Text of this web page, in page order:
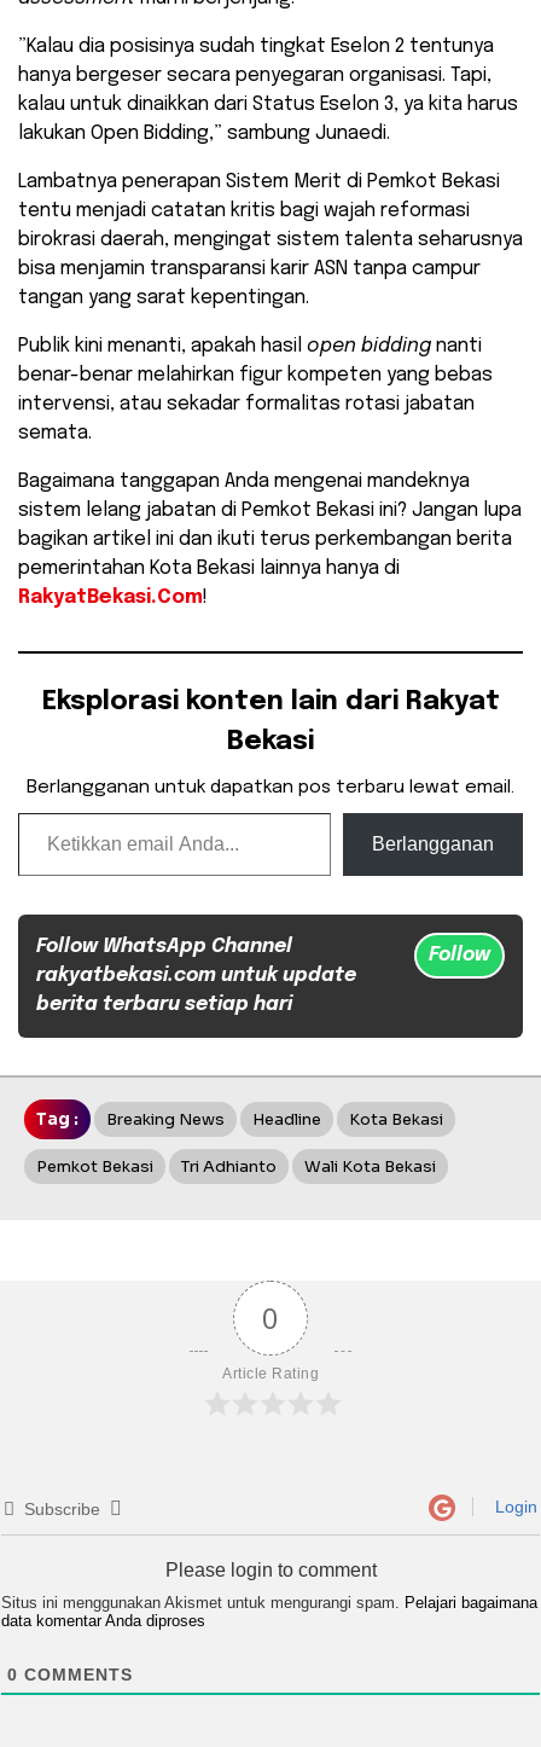
​”Kalau dia posisinya sudah tingkat Eselon 2 tentunya
hanya bergeser secara penyegaran organisasi. Tapi,
kalau untuk dinaikkan dari Status Eselon 3, ya kita harus
lakukan Open Bidding,” sambung Junaedi.
​Lambatnya penerapan Sistem Merit di Pemkot Bekasi
tentu menjadi catatan kritis bagi wajah reformasi
birokrasi daerah, mengingat sistem talenta seharusnya
bisa menjamin transparansi karir ASN tanpa campur
tangan yang sarat kepentingan.
Publik kini menanti, apakah hasil open bidding nanti
benar-benar melahirkan figur kompeten yang bebas
intervensi, atau sekadar formalitas rotasi jabatan
semata.
​Bagaimana tanggapan Anda mengenai mandeknya
sistem lelang jabatan di Pemkot Bekasi ini? Jangan lupa
bagikan artikel ini dan ikuti terus perkembangan berita
pemerintahan Kota Bekasi lainnya hanya di
RakyatBekasi.Com!
Eksplorasi konten lain dari Rakyat
Bekasi
Berlangganan untuk dapatkan pos terbaru lewat email.
Ketikkan email Anda...
Berlangganan
Follow WhatsApp Channel
rakyatbekasi.com untuk update
berita terbaru setiap hari
Follow
Tag : Breaking News Headline Kota Bekasi
Pemkot Bekasi Tri Adhianto Wali Kota Bekasi
0
Article Rating
Subscribe Login
Please login to comment
Situs ini menggunakan Akismet untuk mengurangi spam. Pelajari bagaimana
data komentar Anda diproses
0 COMMENTS